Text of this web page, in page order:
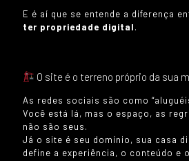
E é aí que se entende a diferença
ter propriedade digital.
O site é o terreno próprio da sua
As redes sociais são como
Você está lá, mas o espaço, as
não são seus.
Já o site é seu domínio, sua casa
define a experiência, o conteúdo e